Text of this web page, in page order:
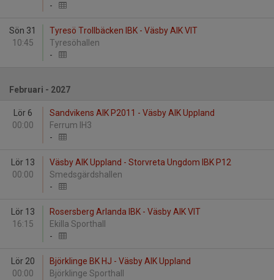
-
Sön 31
10:45
Tyresö Trollbäcken IBK - Väsby AIK VIT
Tyresöhallen
-
Februari - 2027
Lör 6
00:00
Sandvikens AIK P2011 - Väsby AIK Uppland
Ferrum IH3
-
Lör 13
00:00
Väsby AIK Uppland - Storvreta Ungdom IBK P12
Smedsgärdshallen
-
Lör 13
16:15
Rosersberg Arlanda IBK - Väsby AIK VIT
Ekilla Sporthall
-
Lör 20
00:00
Björklinge BK HJ - Väsby AIK Uppland
Björklinge Sporthall